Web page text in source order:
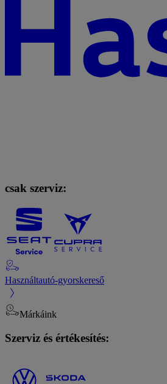
csak szerviz:
Használtautó-gyorskereső
Márkáink
Szerviz és értékesítés: